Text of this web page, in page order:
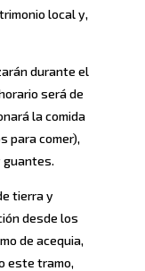
local y,
durante el
será de
la comida
para comer),
guantes.
tierra y
desde los
de acequia,
este tramo,